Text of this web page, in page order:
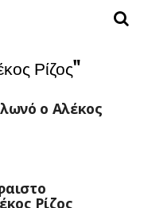
Ρίζος"
ο Αλέκος
Ρίζος